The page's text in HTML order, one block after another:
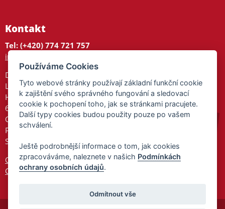
Kontakt
Tel: (+420) 774 721 757
info@tajnedarky.cz
Dárkové centrum
Legionářů 2
Hodonín
695 01
Otevřeno:
Po-Pá 9-17
So 9-11:30
Ochrana osobních údajů
Cookies
Používáme Cookies
Tyto webové stránky používají základní funkční cookie
k zajištění svého správného fungování a sledovací
cookie k pochopení toho, jak se stránkami pracujete.
Další typy cookies budou použity pouze po vašem
schválení.
Ještě podrobnější informace o tom, jak cookies
zpracováváme, naleznete v našich Podmínkách
ochrany osobních údajů.
Odmítnout vše